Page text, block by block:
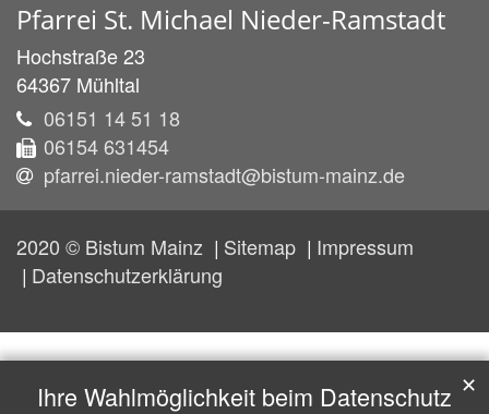
Pfarrei St. Michael Nieder-Ramstadt
Hochstraße 23
64367 Mühltal
06151 14 51 18
06154 631454
pfarrei.nieder-ramstadt@bistum-mainz.de
2020 © Bistum Mainz Sitemap
Impressum
Datenschutzerklärung
Ihre Wahlmöglichkeit beim Datenschutz ✕